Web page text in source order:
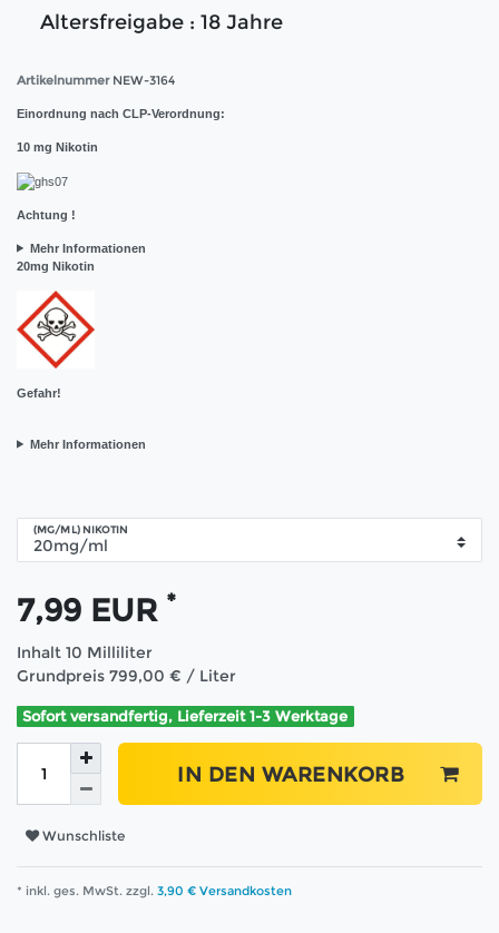
Altersfreigabe : 18 Jahre
Artikelnummer NEW-3164
Einordnung nach CLP-Verordnung:
10 mg Nikotin
Achtung !
Mehr Informationen
20mg Nikotin
Gefahr!
Mehr Informationen
(MG/ML) NIKOTIN
7,99 EUR *
Inhalt 10 Milliliter
Grundpreis 799,00 € / Liter
Sofort versandfertig, Lieferzeit 1-3 Werktage
IN DEN WARENKORB
Wunschliste
* inkl. ges. MwSt. zzgl. 3,90 € Versandkosten